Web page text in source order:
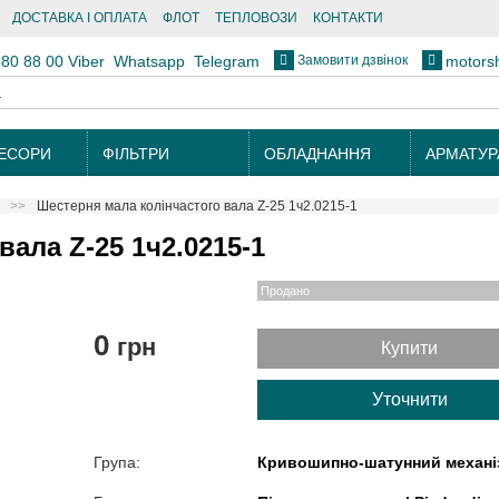
ДОСТАВКА І ОПЛАТА ФЛОТ ТЕПЛОВОЗИ КОНТАКТИ
88 00 Viber Whatsapp Telegram Замовити дзвінок
ФІЛЬТРИ ОБЛАДНАННЯ
Шестерня мала колінчастого вала Z-25 1ч2.0215-1
Z-25 1ч2.0215-1
Продано
0 грн Купити
Уточнити
Група: Кривошипно-шатунний